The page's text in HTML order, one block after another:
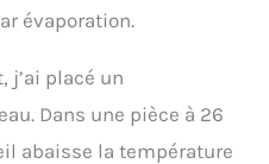
évaporation.
j’ai placé un
Dans une pièce à 26
abaisse la température